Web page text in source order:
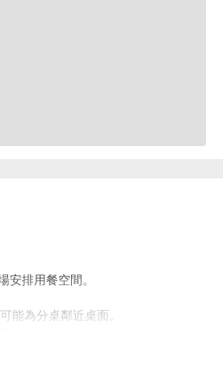
排用餐空間。
能為分桌鄰近桌面。